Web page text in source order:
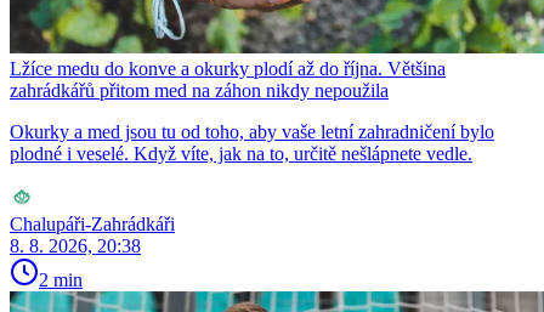
Lžíce medu do konve a okurky plodí až do října. Většina
zahrádkářů přitom med na záhon nikdy nepoužila
Okurky a med jsou tu od toho, aby vaše letní zahradničení bylo
plodné i veselé. Když víte, jak na to, určitě nešlápnete vedle.
Chalupáři-Zahrádkáři
8. 8. 2026, 20:38
2 min